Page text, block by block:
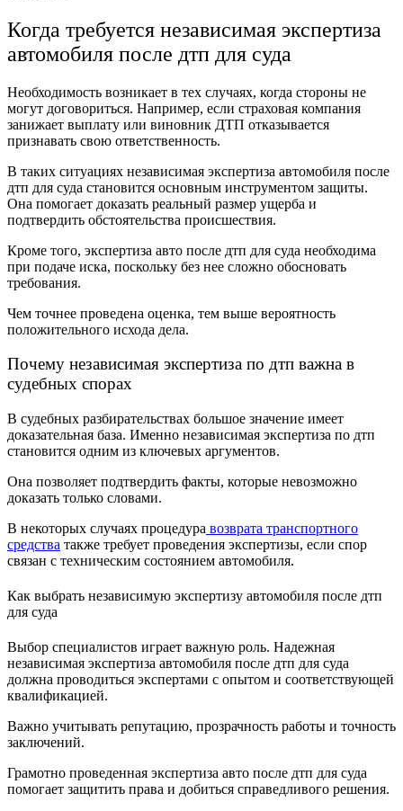
Когда требуется независимая экспертиза
автомобиля после дтп для суда
Необходимость возникает в тех случаях, когда стороны не
могут договориться. Например, если страховая компания
занижает выплату или виновник ДТП отказывается
признавать свою ответственность.
В таких ситуациях независимая экспертиза автомобиля после
дтп для суда становится основным инструментом защиты.
Она помогает доказать реальный размер ущерба и
подтвердить обстоятельства происшествия.
Кроме того, экспертиза авто после дтп для суда необходима
при подаче иска, поскольку без нее сложно обосновать
требования.
Чем точнее проведена оценка, тем выше вероятность
положительного исхода дела.
Почему независимая экспертиза по дтп важна в
судебных спорах
В судебных разбирательствах большое значение имеет
доказательная база. Именно независимая экспертиза по дтп
становится одним из ключевых аргументов.
Она позволяет подтвердить факты, которые невозможно
доказать только словами.
В некоторых случаях процедура возврата транспортного
средства также требует проведения экспертизы, если спор
связан с техническим состоянием автомобиля.
Как выбрать независимую экспертизу автомобиля после дтп
для суда
Выбор специалистов играет важную роль. Надежная
независимая экспертиза автомобиля после дтп для суда
должна проводиться экспертами с опытом и соответствующей
квалификацией.
Важно учитывать репутацию, прозрачность работы и точность
заключений.
Грамотно проведенная экспертиза авто после дтп для суда
помогает защитить права и добиться справедливого решения.